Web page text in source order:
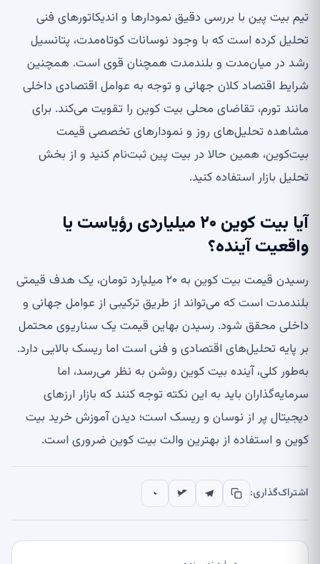
تیم بیت پین با بررسی دقیق نمودارها و اندیکاتورهای فنی
تحلیل کرده است که با وجود نوسانات کوتاه‌مدت، پتانسیل
رشد در میان‌مدت و بلندمدت همچنان قوی است. همچنین
شرایط اقتصاد کلان جهانی و توجه به عوامل اقتصادی داخلی
مانند تورم، تقاضای محلی بیت کوین را تقویت می‌کند. برای
مشاهده تحلیل‌های روز و نمودارهای تخصصی قیمت
بیت‌کوین، همین حالا در بیت پین ثبت‌نام کنید و از بخش
تحلیل بازار استفاده کنید.
آیا بیت کوین ۲۰ میلیاردی رؤیاست یا
واقعیت آینده؟
رسیدن قیمت بیت کوین به ۲۰ میلیارد تومان، یک هدف قیمتی
بلندمدت است که می‌تواند از طریق ترکیبی از عوامل جهانی و
داخلی محقق شود. رسیدن بهاین قیمت یک سناریوی محتمل
بر پایه تحلیل‌های اقتصادی و فنی است اما ریسک بالایی دارد.
به‌طور کلی، آینده بیت کوین روشن به نظر می‌رسد، اما
سرمایه‌گذاران باید به این نکته توجه کنند که بازار ارزهای
دیجیتال پر از نوسان و ریسک است؛ دیدن آموزش خرید بیت
کوین و استفاده از بهترین والت بیت کوین ضروری است.
اشتراک‌گذاری: